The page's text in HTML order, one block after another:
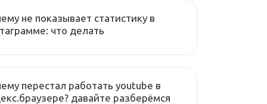
не показывает статистику в
что делать
перестал работать youtube в
давайте разберёмся